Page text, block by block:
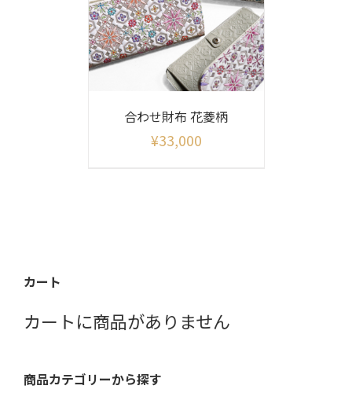
合わせ財布 花菱柄
¥33,000
カート
カートに商品がありません
商品カテゴリーから探す